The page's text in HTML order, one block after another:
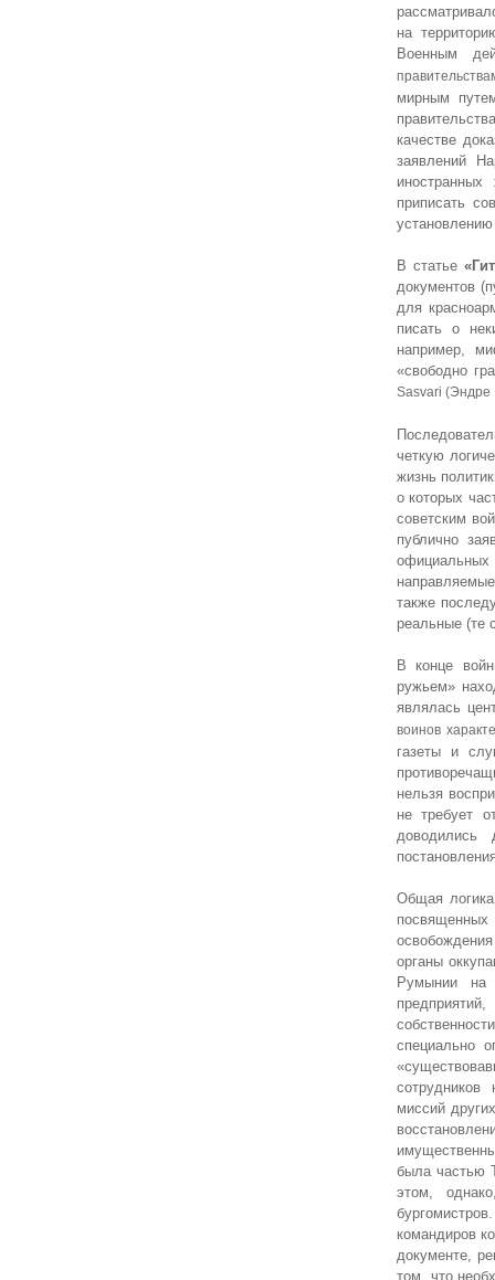
на
Военным
мирным
качестве
заявлений
приписать
В статье
документов
для
писать о
например,
«свободно
Sasvari (Эндре
четкую
жизнь
о которых
советским
публично
официальных
также
реальные (те
В конце
ружьем»
являлась
воинов
газеты и
нельзя
не требует
доводились
Общая
органы
Румынии на
специально
сотрудников
миссий
была частью
этом,
командиров
документе,
том, что